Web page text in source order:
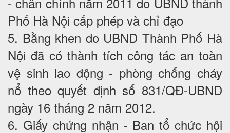
Phố Hà Nội cấp phép và chỉ đạo
5. Bằng khen do UBND Thành Phố Hà
Nội đã có thành tích công tác an toàn
vệ sinh lao động - phòng chống cháy
nổ theo quyết định số 831/QĐ-UBND
ngày 16 tháng 2 năm 2012.
6. Giấy chứng nhận - Ban tổ chức hội